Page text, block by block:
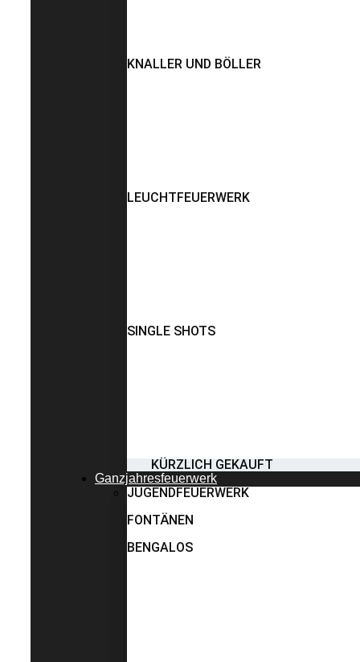
KNALLER UND BÖLLER
LEUCHTFEUERWERK
SINGLE SHOTS
KÜRZLICH GEKAUFT
Ganzjahresfeuerwerk
JUGENDFEUERWERK
FONTÄNEN
BENGALOS